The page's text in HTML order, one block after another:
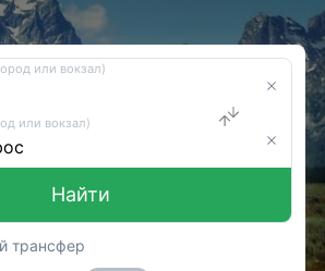
или вокзал)
или вокзал)
Найти
трансфер